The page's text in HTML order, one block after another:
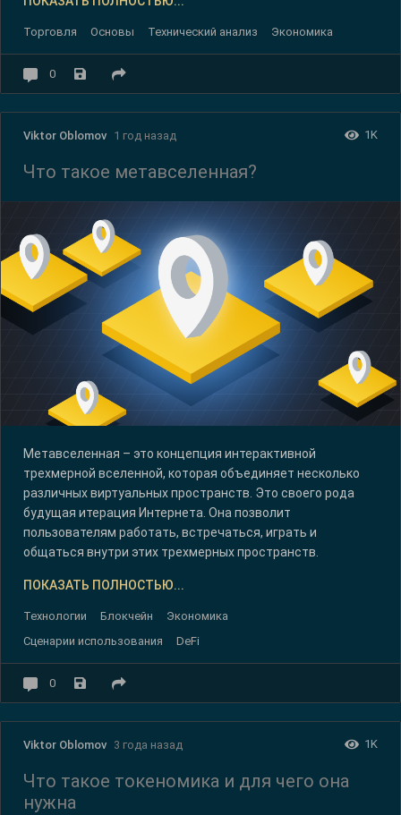
Торговля Основы Технический анализ Экономика
0
Viktor Oblomov 1 год назад 1K
Что такое метавселенная?
Метавселенная – это концепция интерактивной
трехмерной вселенной, которая объединяет несколько
различных виртуальных пространств. Это своего рода
будущая итерация Интернета. Она позволит
пользователям работать, встречаться, играть и
общаться внутри этих трехмерных пространств.
ПОКАЗАТЬ ПОЛНОСТЬЮ...
Технологии Блокчейн
Экономика
Сценарии использования
DeFi
0
Viktor Oblomov 3 года назад 1K
Что такое токеномика и для чего она
нужна